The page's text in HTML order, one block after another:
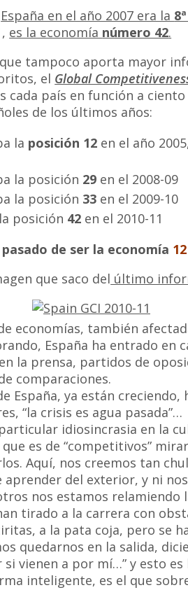
España en el año 2007 era la
es la economía número 42.
que tampoco aporta mayor
el Global
cada país en función a
de los últimos años:
la posición 12 en el año
la posición 29 en el 2008-09
la posición 33 en el 2009-10
posición 42 en el 2010-11
de ser la economía 12
que saco del último
economías, también
España ha entrado en
la prensa, partidos de
comparaciones.
España, ya están
“la crisis es agua pasada”…
idiosincrasia en la
es de “competitivos”
Aquí, nos creemos tan
aprender del exterior, y ni
nos estamos relamiendo
tirado a la carrera con
a la pata coja, pero se
quedarnos en la salida,
vienen a por mí…” y esto es
inteligente, es el que